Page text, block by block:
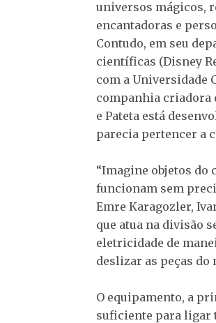
universos mágicos,
encantadoras e
Contudo, em seu
científicas (Disney
com a Universidade
companhia criadora
e Pateta está
parecia pertencer a
“Imagine objetos do
funcionam sem
Emre Karagozler,
que atua na divisão
eletricidade de
deslizar as peças do
O equipamento, a
suficiente para ligar